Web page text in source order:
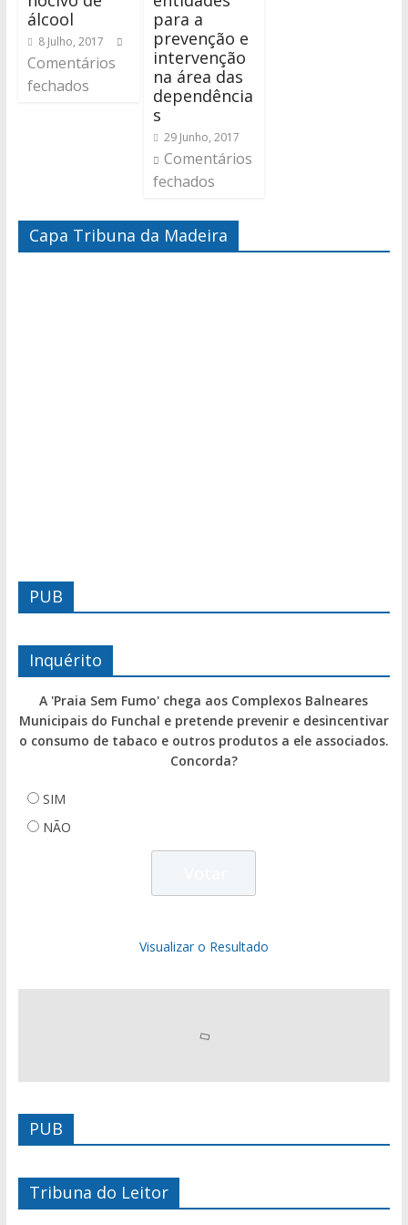
álcool
8 Julho, 2017
Comentários
fechados
para a
prevenção e
intervenção
na área das
dependência
s
29 Junho, 2017
Comentários
fechados
Capa Tribuna da Madeira
PUB
Inquérito
A 'Praia Sem Fumo' chega aos Complexos Balneares
Municipais do Funchal e pretende prevenir e desincentivar
o consumo de tabaco e outros produtos a ele associados.
Concorda?
SIM
NÃO
Visualizar o Resultado
PUB
Tribuna do Leitor